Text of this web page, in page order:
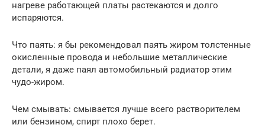
нагреве работающей платы растекаются и долго
испаряются.
Что паять: я бы рекомендовал паять жиром толстенные
окисленные провода и небольшие металлические
детали, я даже паял автомобильный радиатор этим
чудо-жиром.
Чем смывать: смывается лучше всего растворителем
или бензином, спирт плохо берет.